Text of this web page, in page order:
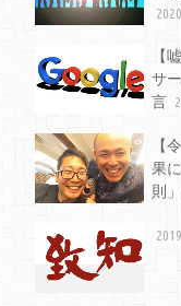
【
サ
言
【
果
則